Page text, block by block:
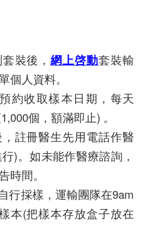
裝後，網上啓動套裝輸
個人資料。
約收取樣本日期，每天
個，額滿即止) 。
註冊醫生先用電話作醫
)。如未能作醫療諮詢，
時間。
行採樣，運輸團隊在9am
本(把樣本存放盒子放在